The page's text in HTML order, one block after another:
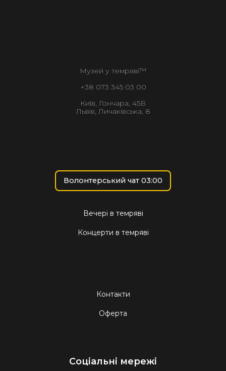
Музей у темряві™
+38 073 345 03 00
Київ, Гончара, 45В
Львів, Личаківська, 8
Волонтерський чат 03:00
Вечері в темряві
Концерти в темряві
Контакти
Оферта
Соціальні мережі